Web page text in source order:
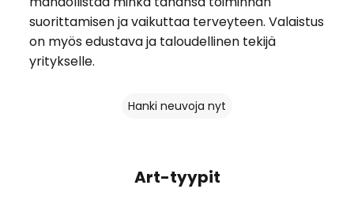
suorittamisen ja vaikuttaa terveyteen. Valaistus
on myös edustava ja taloudellinen tekijä
yritykselle.
Hanki neuvoja nyt
Art-tyypit